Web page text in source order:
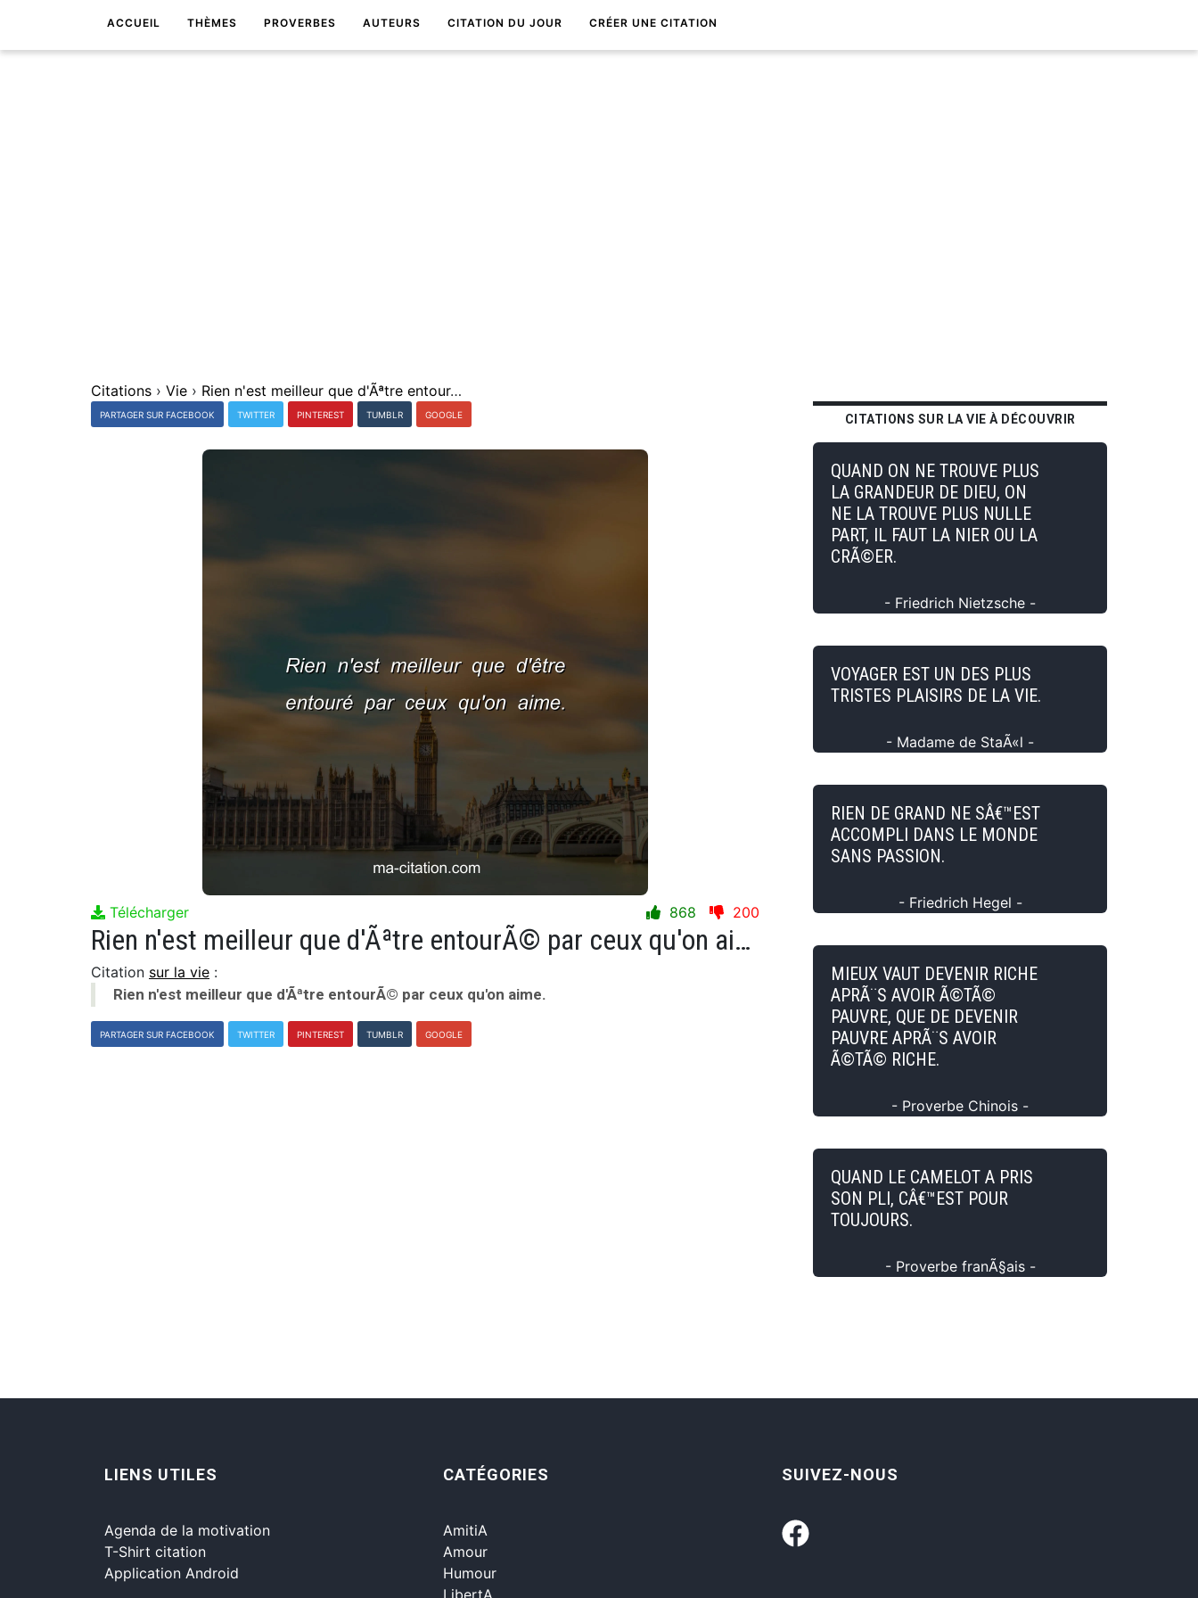
ACCUEIL THÈMES PROVERBES AUTEURS CITATION DU JOUR CRÉER UNE CITATION
Citations › Vie › Rien n'est meilleur que d'Ãªtre entourÃ© par ceux qu'on aime.
PARTAGER SUR FACEBOOK TWITTER PINTEREST TUMBLR GOOGLE
Télécharger 868 200
Rien n'est meilleur que d'Ãªtre entourÃ© par ceux qu'on aime.
Citation sur la vie :
Rien n'est meilleur que d'Ãªtre entourÃ© par ceux qu'on aime.
PARTAGER SUR FACEBOOK TWITTER PINTEREST TUMBLR GOOGLE
CITATIONS SUR LA VIE À DÉCOUVRIR
QUAND ON NE TROUVE PLUS
LA GRANDEUR DE DIEU, ON
NE LA TROUVE PLUS NULLE
PART, IL FAUT LA NIER OU LA
CRÃ©ER.
- Friedrich Nietzsche -
VOYAGER EST UN DES PLUS
TRISTES PLAISIRS DE LA VIE.
- Madame de StaÃ«l -
RIEN DE GRAND NE SÂ€™EST
ACCOMPLI DANS LE MONDE
SANS PASSION.
- Friedrich Hegel -
MIEUX VAUT DEVENIR RICHE
APRÃ¨S AVOIR Ã©TÃ©
PAUVRE, QUE DE DEVENIR
PAUVRE APRÃ¨S AVOIR
Ã©TÃ© RICHE.
- Proverbe Chinois -
QUAND LE CAMELOT A PRIS
SON PLI, CÂ€™EST POUR
TOUJOURS.
- Proverbe franÃ§ais -
LIENS UTILES
Agenda de la motivation
T-Shirt citation
Application Android
CATÉGORIES
AmitiA
Amour
Humour
LibertA
SUIVEZ-NOUS